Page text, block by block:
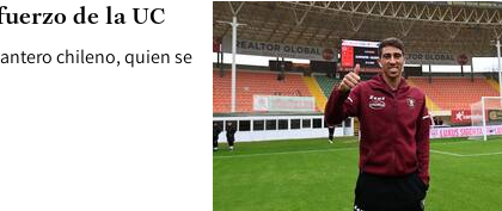
chileno, quien se
de la UC